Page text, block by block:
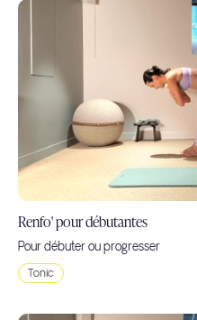
Renfo' pour débutantes
Pour débuter ou progresser
Tonic